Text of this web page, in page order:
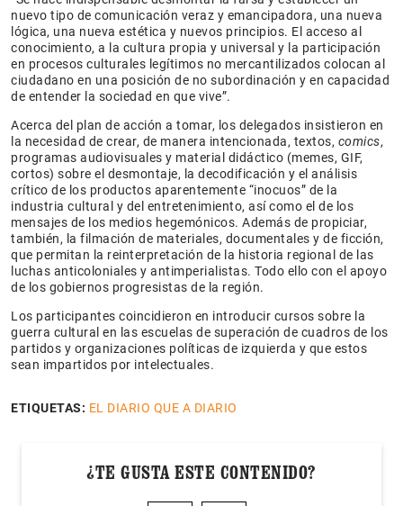
nuevo tipo de comunicación veraz y emancipadora, una nueva
lógica, una nueva estética y nuevos principios. El acceso al
conocimiento, a la cultura propia y universal y la participación
en procesos culturales legítimos no mercantilizados colocan al
ciudadano en una posición de no subordinación y en capacidad
de entender la sociedad en que vive”.
Acerca del plan de acción a tomar, los delegados insistieron en
la necesidad de crear, de manera intencionada, textos, comics,
programas audiovisuales y material didáctico (memes, GIF,
cortos) sobre el desmontaje, la decodificación y el análisis
crítico de los productos aparentemente “inocuos” de la
industria cultural y del entretenimiento, así como el de los
mensajes de los medios hegemónicos. Además de propiciar,
también, la filmación de materiales, documentales y de ficción,
que permitan la reinterpretación de la historia regional de las
luchas anticoloniales y antimperialistas. Todo ello con el apoyo
de los gobiernos progresistas de la región.
Los participantes coincidieron en introducir cursos sobre la
guerra cultural en las escuelas de superación de cuadros de los
partidos y organizaciones políticas de izquierda y que estos
sean impartidos por intelectuales.
ETIQUETAS: EL DIARIO QUE A DIARIO
¿TE GUSTA ESTE CONTENIDO?